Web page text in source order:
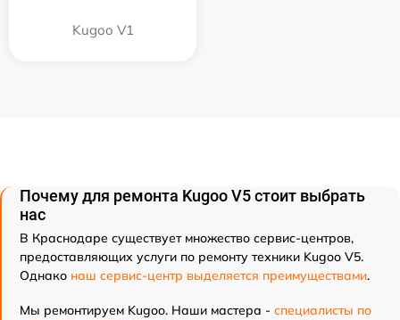
Kugoo V1
Почему для ремонта Kugoo V5 стоит выбрать
нас
В Краснодаре существует множество сервис-центров,
предоставляющих услуги по ремонту техники Kugoo V5.
Однако наш сервис-центр выделяется преимуществами.
Мы ремонтируем Kugoo. Наши мастера - специалисты по